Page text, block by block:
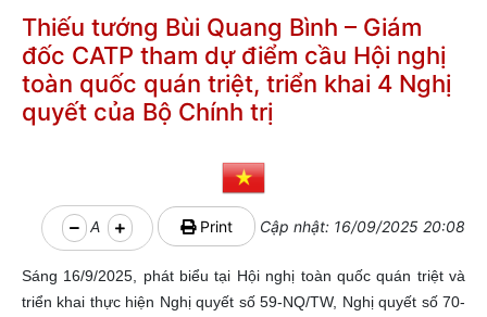
Thiếu tướng Bùi Quang Bình – Giám
đốc CATP tham dự điểm cầu Hội nghị
toàn quốc quán triệt, triển khai 4 Nghị
quyết của Bộ Chính trị
A Print Cập nhật: 16/09/2025 20:08
Sáng 16/9/2025, phát biểu tại Hội nghị toàn quốc quán triệt và
triển khai thực hiện Nghị quyết số 59-NQ/TW, Nghị quyết số 70-